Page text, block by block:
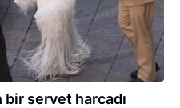
bir servet harcadı